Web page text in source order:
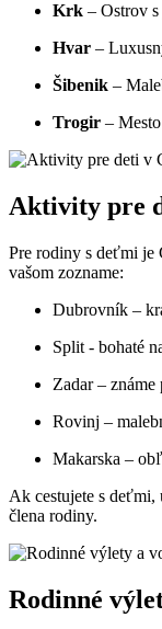
Krk – Ostrov
Hvar –
Šibenik –
Trogir –
Aktivity pre
Pre ​rodiny s deťmi ‌je
vašom zozname:
Dubrovník –
Split ⁤- bohaté
Zadar –
Rovinj –
Makarska –
Ak cestujete s deťmi,
člena rodiny.
Rodinné